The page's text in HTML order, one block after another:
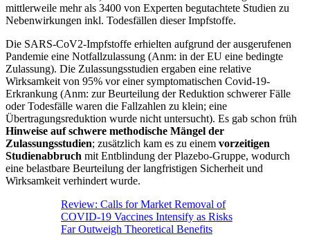
mittlerweile mehr als 3400 von Experten begutachtete Studien zu
Nebenwirkungen inkl. Todesfällen dieser Impfstoffe.
Die SARS-CoV2-Impfstoffe erhielten aufgrund der ausgerufenen
Pandemie eine Notfallzulassung (Anm: in der EU eine bedingte
Zulassung). Die Zulassungsstudien ergaben eine relative
Wirksamkeit von 95% vor einer symptomatischen Covid-19-
Erkrankung (Anm: zur Beurteilung der Reduktion schwerer Fälle
oder Todesfälle waren die Fallzahlen zu klein; eine
Übertragungsreduktion wurde nicht untersucht). Es gab schon früh
Hinweise auf schwere methodische Mängel der
Zulassungsstudien; zusätzlich kam es zu einem vorzeitigen
Studienabbruch mit Entblindung der Plazebo-Gruppe, wodurch
eine belastbare Beurteilung der langfristigen Sicherheit und
Wirksamkeit verhindert wurde.
Review: Calls for Market Removal of
COVID-19 Vaccines Intensify as Risks
Far Outweigh Theoretical Benefits